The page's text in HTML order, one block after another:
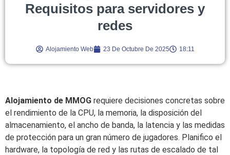
Requisitos para servidores y
redes
Alojamiento Web 23 De Octubre De 2025 18:11
Alojamiento de MMOG requiere decisiones concretas sobre
el rendimiento de la CPU, la memoria, la disposición del
almacenamiento, el ancho de banda, la latencia y las medidas
de protección para un gran número de jugadores. Planifico el
hardware, la topología de red y las rutas de escalado de tal